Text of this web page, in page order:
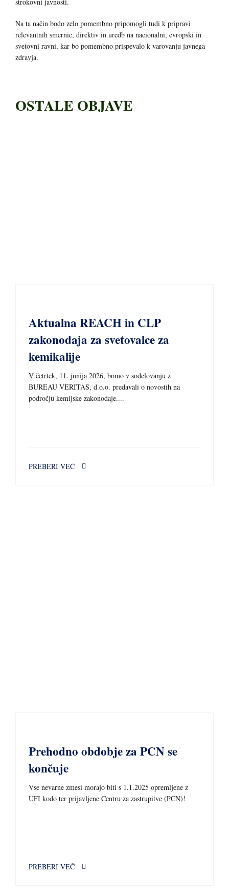
Na ta način bodo zelo pomembno pripomogli tudi k pripravi
relevantnih smernic, direktiv in uredb na nacionalni, evropski in
svetovni ravni, kar bo pomembno prispevalo k varovanju javnega
zdravja.
OSTALE OBJAVE
Aktualna REACH in CLP
zakonodaja za svetovalce za
kemikalije
V četrtek, 11. junija 2026, bomo v sodelovanju z
BUREAU VERITAS, d.o.o. predavali o novostih na
področju kemijske zakonodaje....
PREBERI VEČ
Prehodno obdobje za PCN se
končuje
Vse nevarne zmesi morajo biti s 1.1.2025 opremljene z
UFI kodo ter prijavljene Centru za zastrupitve (PCN)!
PREBERI VEČ